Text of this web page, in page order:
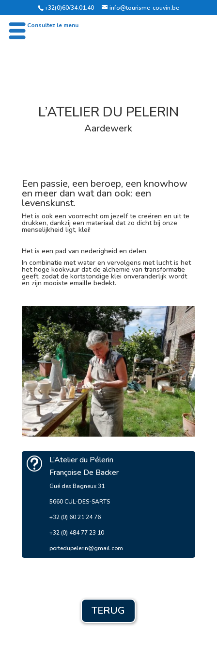
+32(0)60/34.01.40 info@tourisme-couvin.be
L’ATELIER DU PELERIN
Aardewerk
Een passie, een beroep, een knowhow
en meer dan wat dan ook: een
levenskunst.
Het is ook een voorrecht om jezelf te creëren en uit te
drukken, dankzij een materiaal dat zo dicht bij onze
menselijkheid ligt, klei!
Het is een pad van nederigheid en delen.
In combinatie met water en vervolgens met lucht is het
het hoge kookvuur dat de alchemie van transformatie
geeft, zodat de kortstondige klei onveranderlijk wordt
en zijn mooiste emaille bedekt.
t
L’Atelier du Pélerin
Françoise De Backer
Gué des Bagneux 31
5660 CUL-DES-SARTS
+32 (0) 60 21 24 76
+32 (0) 484 77 23 10
portedupelerin@gmail.com
TERUG
Consultez le menu
OFFICE TOURISME COUVIN